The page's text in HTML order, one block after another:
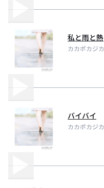
私と雨と熱
カカポカジカ
バイバイ
カカポカジカ